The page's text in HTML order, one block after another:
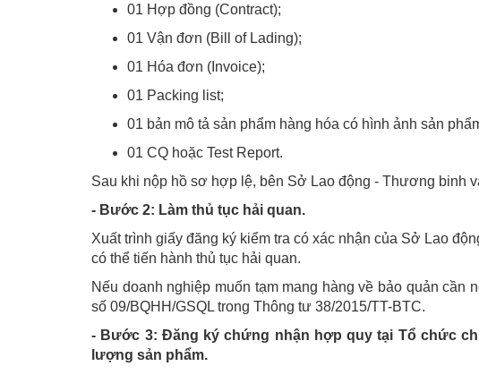
01 Hợp đồng (Contract);
01 Vận đơn (Bill of Lading);
01 Hóa đơn (Invoice);
01 Packing list;
01 bản mô tả sản phẩm hàng hóa có hình ảnh sản
01 CQ hoặc Test Report.
Sau khi nộp hồ sơ hợp lệ, bên Sở Lao động - Thương binh
- Bước 2: Làm thủ tục hải quan.
Xuất trình giấy đăng ký kiểm tra có xác nhận của Sở Lao
có thể tiến hành thủ tục hải quan.
Nếu doanh nghiệp muốn tạm mang hàng về bảo quản cần
số 09/BQHH/GSQL trong Thông tư 38/2015/TT-BTC.
- Bước 3: Đăng ký chứng nhận hợp quy tại Tổ chức
lượng sản phẩm.